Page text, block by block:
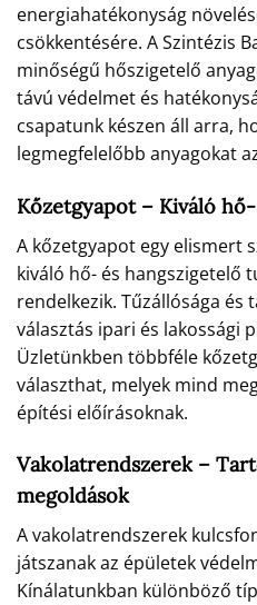
energiahatékonyság
csökkentésére. A Szintézis
minőségű hőszigetelő
távú védelmet és
csapatunk készen áll arra,
legmegfelelőbb anyagokat
Kőzetgyapot – Kiváló
A kőzetgyapot egy elismert
kiváló hő- és hangszigetelő
rendelkezik. Tűzállósága és
választás ipari és lakossági
Üzletünkben többféle
választhat, melyek mind
építési előírásoknak.
Vakolatrendszerek –
megoldások
A vakolatrendszerek
játszanak az épületek
Kínálatunkban különböző